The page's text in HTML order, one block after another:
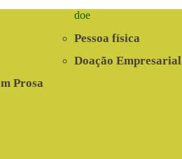
Prosa
doe
Pessoa física
Doação Empresarial